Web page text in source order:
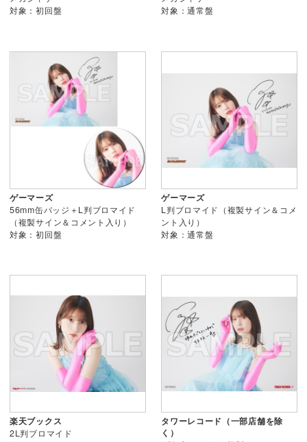
対象：初回盤
対象：通常盤
ゲーマーズ
56mm缶バッジ＋L判ブロマイド
（複製サイン＆コメント入り）
対象：初回盤
ゲーマーズ
L判ブロマイド（複製サイン＆コメ
ント入り）
対象：通常盤
楽天ブックス
2L判ブロマイド
タワーレコード（一部店舗を除
く）